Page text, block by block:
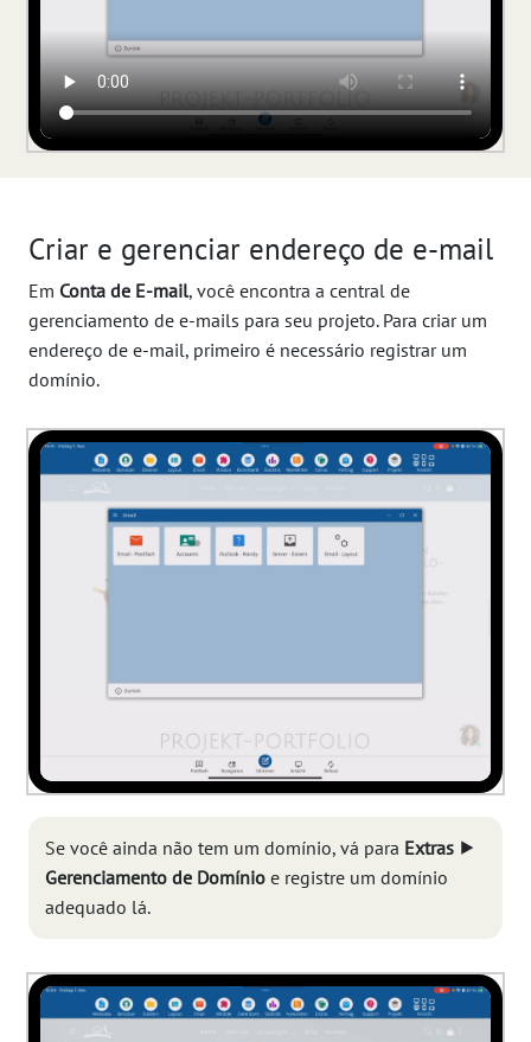
Criar e gerenciar endereço de e-mail
Em Conta de E-mail, você encontra a central de
gerenciamento de e-mails para seu projeto. Para criar um
endereço de e-mail, primeiro é necessário registrar um
domínio.
Se você ainda não tem um domínio, vá para Extras ⯈
Gerenciamento de Domínio e registre um domínio
adequado lá.